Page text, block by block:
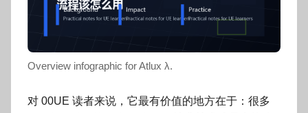
Overview infographic for Atlux λ.
对 00UE 读者来说，它最有价值的地方在于：很多